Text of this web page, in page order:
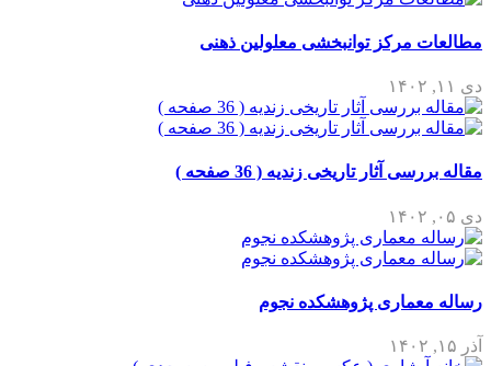
مطالعات مرکز توانبخشی معلولین ذهنی
دی ۱۱, ۱۴۰۲
مقاله بررسی آثار تاریخی زندیه ( 36 صفحه )
دی ۰۵, ۱۴۰۲
رساله معماری پژوهشکده نجوم
آذر ۱۵, ۱۴۰۲